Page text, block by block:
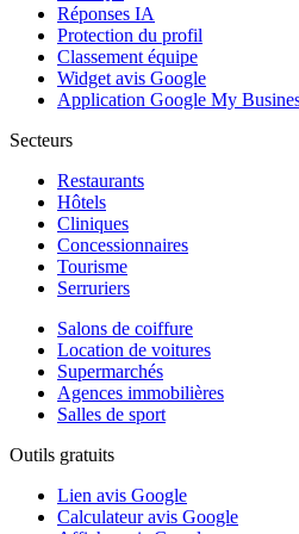
Réponses IA
Protection du profil
Classement équipe
Widget avis Google
Application Google My
Secteurs
Restaurants
Hôtels
Cliniques
Concessionnaires
Tourisme
Serruriers
Salons de coiffure
Location de voitures
Supermarchés
Agences immobilières
Salles de sport
Outils gratuits
Lien avis Google
Calculateur avis Google